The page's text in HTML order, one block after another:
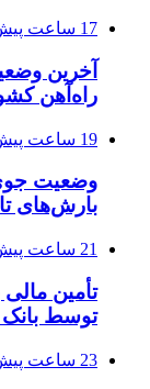
17 ساعت پیش
آخرین
راه‌آهن
19 ساعت پیش
بارش‌های
21 ساعت پیش
توسط
23 ساعت پیش